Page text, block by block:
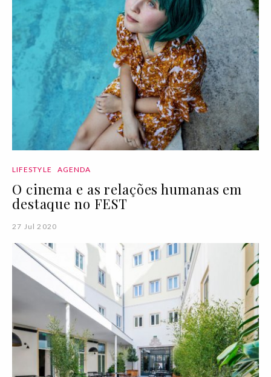
LIFESTYLE AGENDA
O cinema e as relações humanas em
destaque no FEST
27 Jul 2020